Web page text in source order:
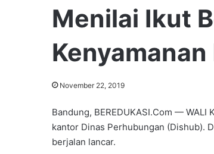
Menilai Ikut
November 22, 2019
Bandung, BEREDUKASI.Com — WALI
kantor Dinas Perhubungan (Dishub).
berjalan lancar.